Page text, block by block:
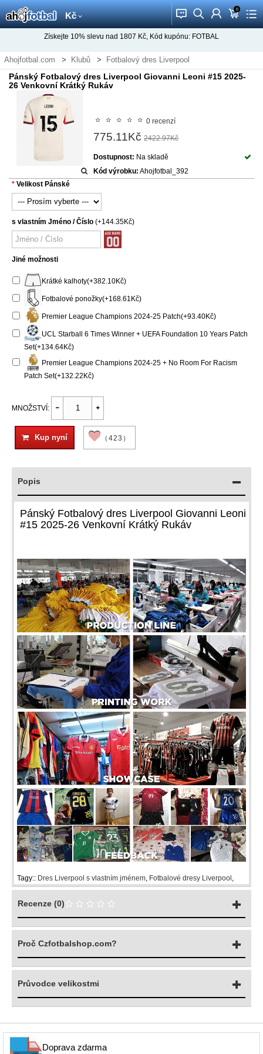
Kč 󰂱 󰂨 󰃳 0
󰃦 󰃖
Získejte 10% slevu nad 1807 Kč, Kód kupónu: FOTBAL
Ahojfotbal.com Klubů Fotbalový dres Liverpool
Pánský Fotbalový dres Liverpool Giovanni Leoni #15 2025-
26 Venkovní Krátký Rukáv
0 recenzí
775.11Kč 2422.97Kč
Dostupnost: Na skladě
Kód výrobku: Ahojfotbal_392
Velikost Pánské
s vlastním Jméno / Číslo (+144.35Kč)
Jiné možnosti
Krátké kalhoty(+382.10Kč)
Fotbalové ponožky(+168.61Kč)
Premier League Champions 2024-25 Patch(+93.40Kč)
UCL Starball 6 Times Winner + UEFA Foundation 10 Years Patch
Set(+134.64Kč)
Premier League Champions 2024-25 + No Room For Racism
Patch Set(+132.22Kč)
MNOŽSTVÍ:
Kup nyní （423）
Popis
Pánský Fotbalový dres Liverpool Giovanni Leoni
#15 2025-26 Venkovní Krátký Rukáv
Tagy:: Dres Liverpool s vlastním jménem Fotbalové dresy Liverpool
Recenze (0)
Proč Czfotbalshop.com?
Průvodce velikostmi
Doprava zdarma